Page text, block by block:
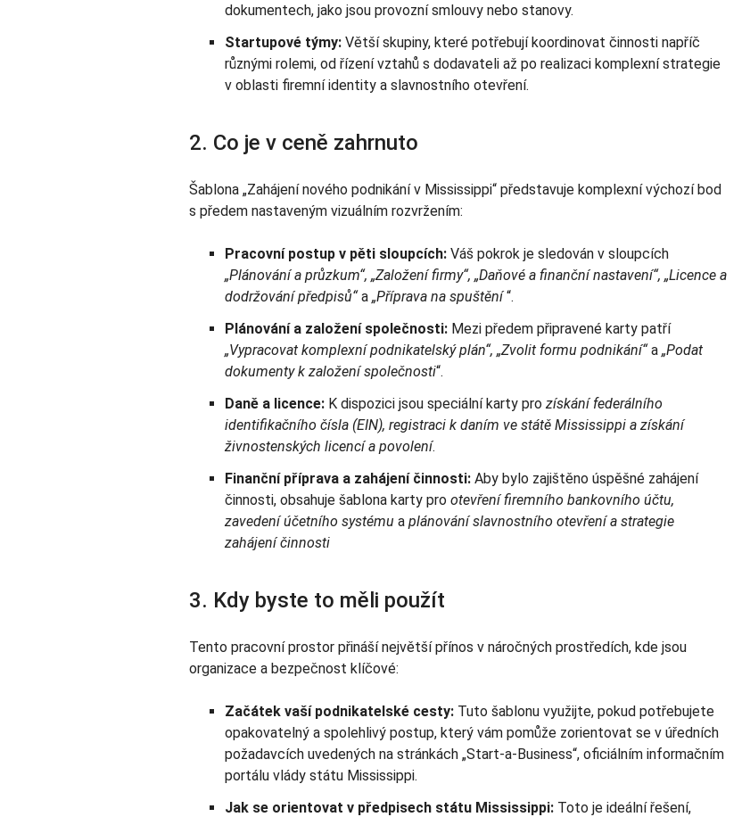
dokumentech, jako jsou provozní smlouvy nebo stanovy.
Startupové týmy: Větší skupiny, které potřebují koordinovat činnosti napříč
různými rolemi, od řízení vztahů s dodavateli až po realizaci komplexní strategie
v oblasti firemní identity a slavnostního otevření.
2. Co je v ceně zahrnuto
Šablona „Zahájení nového podnikání v Mississippi“ představuje komplexní výchozí bod
s předem nastaveným vizuálním rozvržením:
Pracovní postup v pěti sloupcích: Váš pokrok je sledován v sloupcích
„Plánování a průzkum“, „Založení firmy“, „Daňové a finanční nastavení“, „Licence a
dodržování předpisů“a „Příprava na spuštění“.
Plánování a založení společnosti: Mezi předem připravené karty patří
„Vypracovat komplexní podnikatelský plán“, „Zvolit formu podnikání“a „Podat
dokumenty k založení společnosti“.
Daně a licence: K dispozici jsou speciální karty pro získání federálního
identifikačního čísla (EIN), registraci k daním ve státě Mississippi a získání
živnostenských licencí a povolení.
Finanční příprava a zahájení činnosti: Aby bylo zajištěno úspěšné zahájení
činnosti, obsahuje šablona karty pro otevření firemního bankovního účtu,
zavedení účetního systému a plánování slavnostního otevření a strategie
zahájení činnosti
3. Kdy byste to měli použít
Tento pracovní prostor přináší největší přínos v náročných prostředích, kde jsou
organizace a bezpečnost klíčové:
Začátek vaší podnikatelské cesty: Tuto šablonu využijte, pokud potřebujete
opakovatelný a spolehlivý postup, který vám pomůže zorientovat se v úředních
požadavcích uvedených na stránkách „Start-a-Business“, oficiálním informačním
portálu vlády státu Mississippi.
Jak se orientovat v předpisech státu Mississippi: Toto je ideální řešení,